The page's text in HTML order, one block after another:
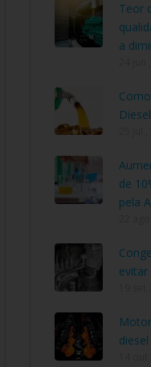
Teor
a
de
pela
evitar
diesel